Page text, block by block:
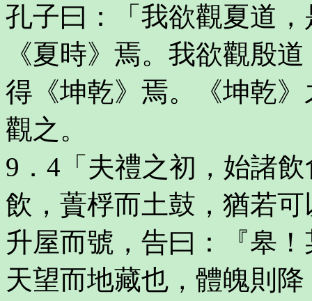
孔子曰：「我欲觀夏道
《夏時》焉。我欲觀殷
得《坤乾》焉。《坤乾
觀之。
9．4「夫禮之初，始諸
飲，蕢桴而土鼓，猶若
升屋而號，告曰：『皋
天望而地藏也，體魄則